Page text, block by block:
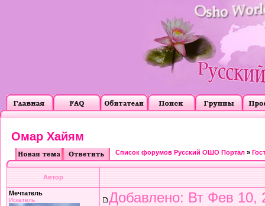
Омар Хайям
Список форумов Русский ОШО Портал »
Автор
Мечтатель
Искатель Добавлено: Вт Фев 10,